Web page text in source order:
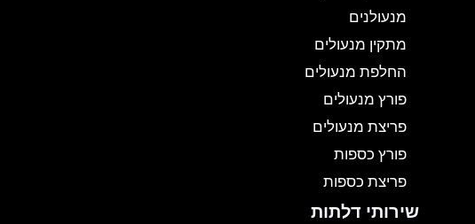
מנעולנים
מתקין מנעולים
החלפת מנעולים
פורץ מנעולים
פריצת מנעולים
פורץ כספות
פריצת כספות
שירותי דלתות